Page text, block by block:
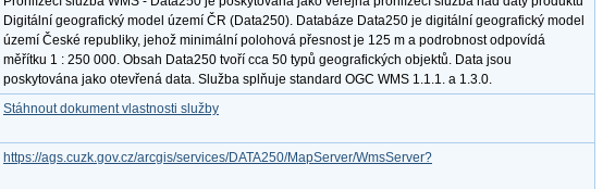
Digitální geografický model území ČR (Data250). Databáze Data250 je digitální geografický model
území České republiky, jehož minimální polohová přesnost je 125 m a podrobnost odpovídá
měřítku 1 : 250 000. Obsah Data250 tvoří cca 50 typů geografických objektů. Data jsou
poskytována jako otevřená data. Služba splňuje standard OGC WMS 1.1.1. a 1.3.0.
Stáhnout dokument vlastnosti služby
https://ags.cuzk.gov.cz/arcgis/services/DATA250/MapServer/WmsServer?